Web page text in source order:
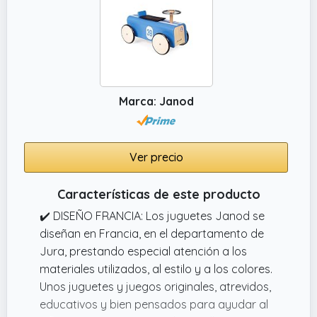
Marca: Janod
Ver precio
Características de este producto
✔️ DISEÑO FRANCIA: Los juguetes Janod se
diseñan en Francia, en el departamento de
Jura, prestando especial atención a los
materiales utilizados, al estilo y a los colores.
Unos juguetes y juegos originales, atrevidos,
educativos y bien pensados para ayudar al